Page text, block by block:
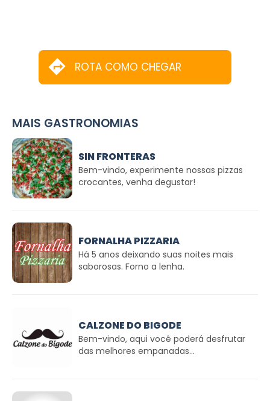
ROTA COMO CHEGAR
MAIS GASTRONOMIAS
SIN FRONTERAS
Bem-vindo, experimente nossas pizzas
crocantes, venha degustar!
FORNALHA PIZZARIA
Há 5 anos deixando suas noites mais
saborosas. Forno a lenha.
CALZONE DO BIGODE
Bem-vindo, aqui você poderá desfrutar
das melhores empanadas...